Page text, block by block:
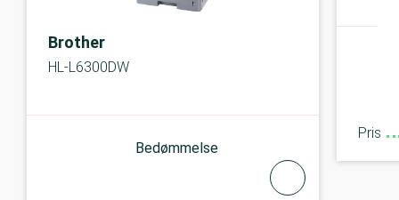
Brother
HL-L6300DW
Bedømmelse
Pris